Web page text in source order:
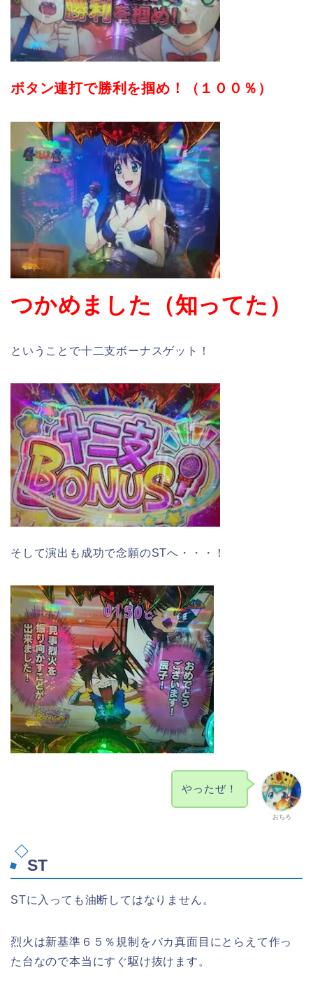
ボタン連打で勝利を掴め！（１００％）
つかめました（知ってた）
ということで十二支ボーナスゲット！
そして演出も成功で念願のSTへ・・・！
おちろ
やったぜ！
ST
STに入っても油断してはなりません。
烈火は新基準６５％規制をバカ真面目にとらえて作っ
た台なので本当にすぐ駆け抜けます。